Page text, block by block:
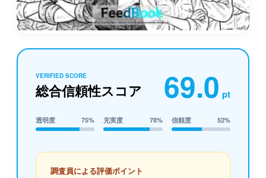
VERIFIED SCORE
総合信頼性スコア 69.0 pt
透明度 75% 充実度 78% 信頼度 52%
調査員による評価ポイント